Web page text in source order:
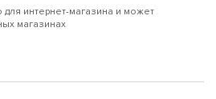
для интернет-магазина и может
магазинах